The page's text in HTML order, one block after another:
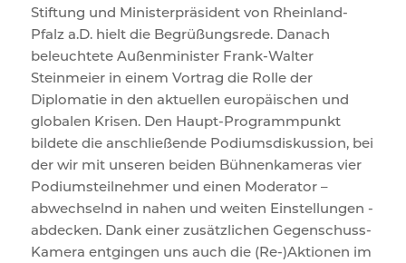
Stiftung und Ministerpräsident von Rheinland-
Pfalz a.D. hielt die Begrüßungsrede. Danach
beleuchtete Außenminister Frank-Walter
Steinmeier in einem Vortrag die Rolle der
Diplomatie in den aktuellen europäischen und
globalen Krisen. Den Haupt-Programmpunkt
bildete die anschließende Podiumsdiskussion, bei
der wir mit unseren beiden Bühnenkameras vier
Podiumsteilnehmer und einen Moderator –
abwechselnd in nahen und weiten Einstellungen -
abdecken. Dank einer zusätzlichen Gegenschuss-
Kamera entgingen uns auch die (Re-)Aktionen im